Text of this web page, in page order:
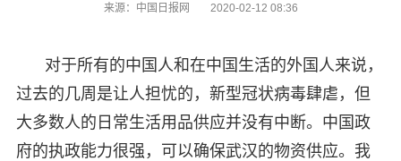
来源：中国日报网 2020-02-12 08:36
对于所有的中国人和在中国生活的外国人来说，
过去的几周是让人担忧的，新型冠状病毒肆虐，但
大多数人的日常生活用品供应并没有中断。中国政
府的执政能力很强，可以确保武汉的物资供应。我